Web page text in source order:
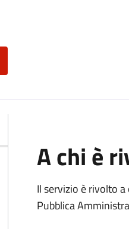
A chi è
Il servizio è rivolto
Pubblica